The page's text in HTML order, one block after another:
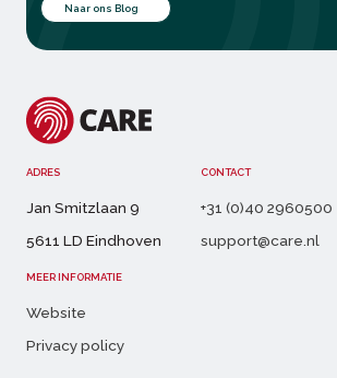
Naar ons Blog
ADRES
Jan Smitzlaan 9
5611 LD Eindhoven
CONTACT
+31 (0)40 2960500
support@care.nl
MEER INFORMATIE
Website
Privacy policy